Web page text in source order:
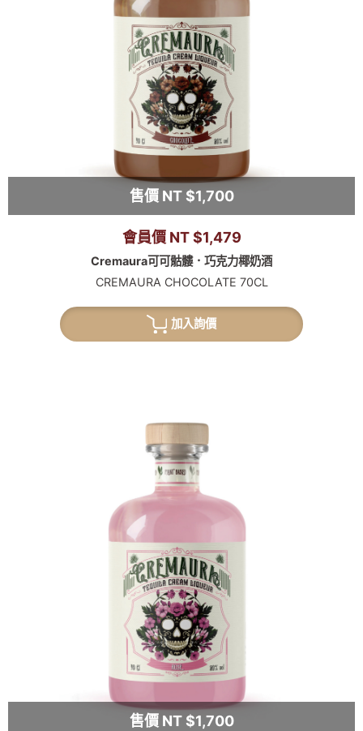
售價 NT $1,700
會員價 NT $1,479
Cremaura可可骷髏．巧克力椰奶酒
CREMAURA CHOCOLATE 70CL
加入詢價
售價 NT $1,700